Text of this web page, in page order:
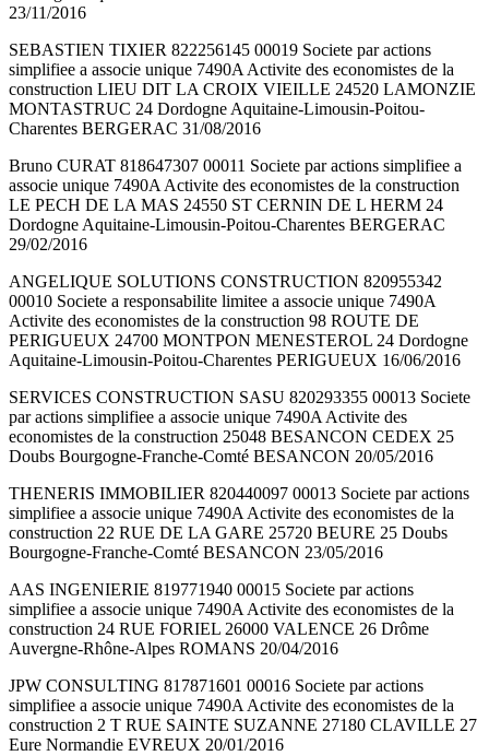
23/11/2016
SEBASTIEN TIXIER 822256145 00019 Societe par actions
simplifiee a associe unique 7490A Activite des economistes de la
construction LIEU DIT LA CROIX VIEILLE 24520 LAMONZIE
MONTASTRUC 24 Dordogne Aquitaine-Limousin-Poitou-
Charentes BERGERAC 31/08/2016
Bruno CURAT 818647307 00011 Societe par actions simplifiee a
associe unique 7490A Activite des economistes de la construction
LE PECH DE LA MAS 24550 ST CERNIN DE L HERM 24
Dordogne Aquitaine-Limousin-Poitou-Charentes BERGERAC
29/02/2016
ANGELIQUE SOLUTIONS CONSTRUCTION 820955342
00010 Societe a responsabilite limitee a associe unique 7490A
Activite des economistes de la construction 98 ROUTE DE
PERIGUEUX 24700 MONTPON MENESTEROL 24 Dordogne
Aquitaine-Limousin-Poitou-Charentes PERIGUEUX 16/06/2016
SERVICES CONSTRUCTION SASU 820293355 00013 Societe
par actions simplifiee a associe unique 7490A Activite des
economistes de la construction 25048 BESANCON CEDEX 25
Doubs Bourgogne-Franche-Comté BESANCON 20/05/2016
THENERIS IMMOBILIER 820440097 00013 Societe par actions
simplifiee a associe unique 7490A Activite des economistes de la
construction 22 RUE DE LA GARE 25720 BEURE 25 Doubs
Bourgogne-Franche-Comté BESANCON 23/05/2016
AAS INGENIERIE 819771940 00015 Societe par actions
simplifiee a associe unique 7490A Activite des economistes de la
construction 24 RUE FORIEL 26000 VALENCE 26 Drôme
Auvergne-Rhône-Alpes ROMANS 20/04/2016
JPW CONSULTING 817871601 00016 Societe par actions
simplifiee a associe unique 7490A Activite des economistes de la
construction 2 T RUE SAINTE SUZANNE 27180 CLAVILLE 27
Eure Normandie EVREUX 20/01/2016